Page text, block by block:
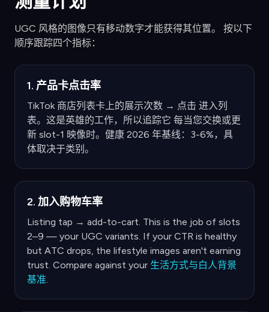
UGC 风格的图像只有移动数字才能获得其位置。 按以下
顺序跟踪四个指标：
1. 产品卡点击率
TikTok 商店列表卡上的展示次数 → 点击 进入列
表。这是英雄的工作，所以追踪它 每当您交换或更
新 slot-1 映像时。健康 2026 年基线：3-6%，具
体取决于类别。
2. 加入购物车率
Listing tap → add-to-cart. This is the job of slots
2–9 — your UGC variants. If your CTR is healthy
but ATC drops, the lifestyle images aren't earning
trust. Compare against your 生活方式与白人背景
基准.